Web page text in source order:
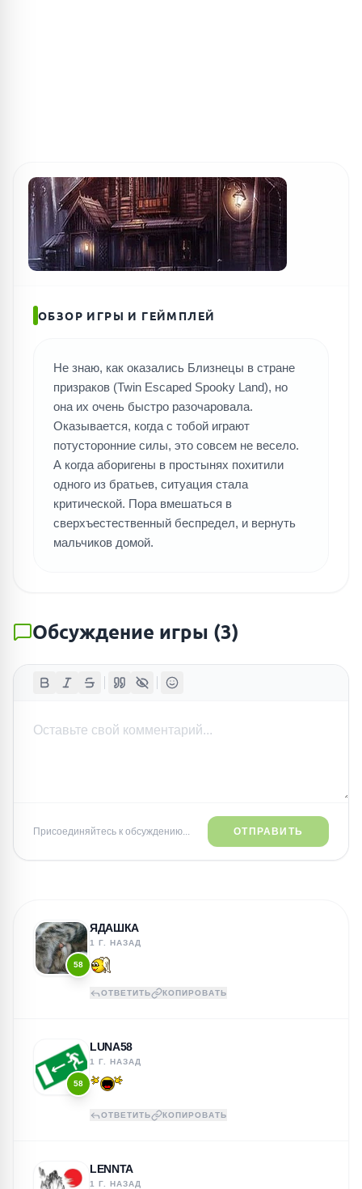
ОБЗОР ИГРЫ И ГЕЙМПЛЕЙ
Не знаю, как оказались Близнецы в стране
призраков (Twin Escaped Spooky Land), но
она их очень быстро разочаровала.
Оказывается, когда с тобой играют
потусторонние силы, это совсем не весело.
А когда аборигены в простынях похитили
одного из братьев, ситуация стала
критической. Пора вмешаться в
сверхъестественный беспредел, и вернуть
мальчиков домой.
Обсуждение игры (3)
Присоединяйтесь к обсуждению... ОТПРАВИТЬ
58
ЯДАШКА
1 Г. НАЗАД
ОТВЕТИТЬ КОПИРОВАТЬ
58
LUNA58
1 Г. НАЗАД
ОТВЕТИТЬ КОПИРОВАТЬ
LENNTA
1 Г. НАЗАД